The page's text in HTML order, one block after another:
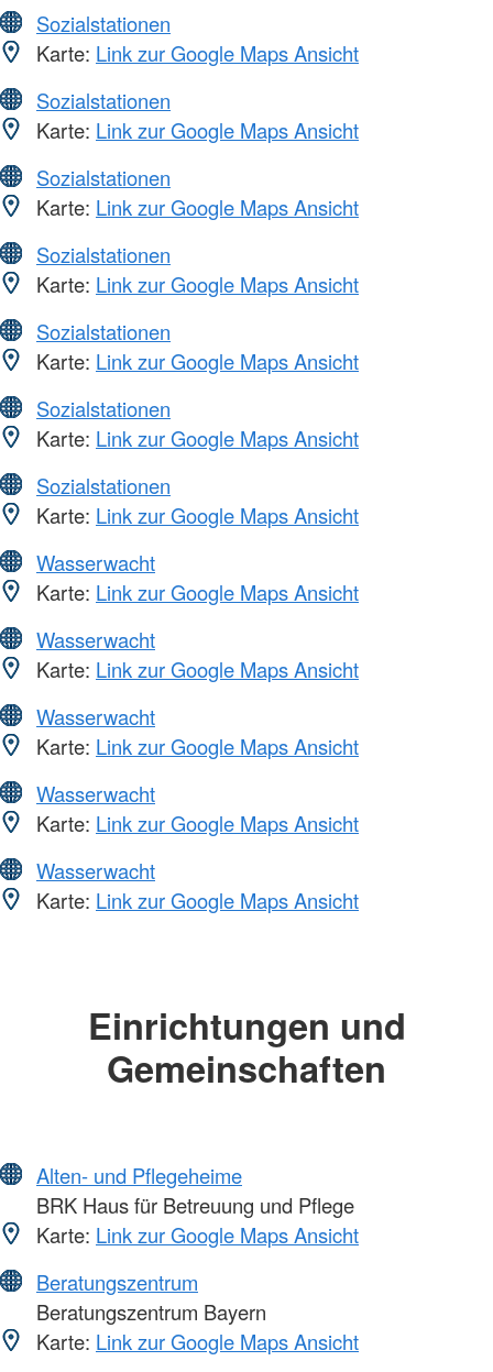
Sozialstationen
Karte: Link zur Google Maps Ansicht
Sozialstationen
Karte: Link zur Google Maps Ansicht
Sozialstationen
Karte: Link zur Google Maps Ansicht
Sozialstationen
Karte: Link zur Google Maps Ansicht
Sozialstationen
Karte: Link zur Google Maps Ansicht
Sozialstationen
Karte: Link zur Google Maps Ansicht
Sozialstationen
Karte: Link zur Google Maps Ansicht
Wasserwacht
Karte: Link zur Google Maps Ansicht
Wasserwacht
Karte: Link zur Google Maps Ansicht
Wasserwacht
Karte: Link zur Google Maps Ansicht
Wasserwacht
Karte: Link zur Google Maps Ansicht
Wasserwacht
Karte: Link zur Google Maps Ansicht
Einrichtungen und
Gemeinschaften
Alten- und Pflegeheime
BRK Haus für Betreuung und Pflege
Karte: Link zur Google Maps Ansicht
Beratungszentrum
Beratungszentrum Bayern
Karte: Link zur Google Maps Ansicht